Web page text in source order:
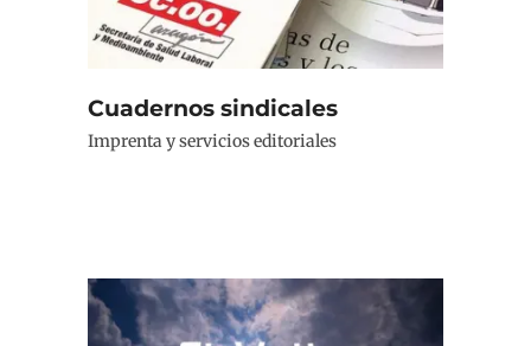
Cuadernos sindicales
Imprenta y servicios editoriales